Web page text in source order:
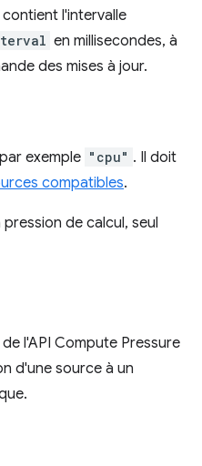
contient l'intervalle
en millisecondes, à
des mises à jour.
exemple "cpu" . Il doit
compatibles.
de calcul, seul
de l'API Compute Pressure
d'une source à un